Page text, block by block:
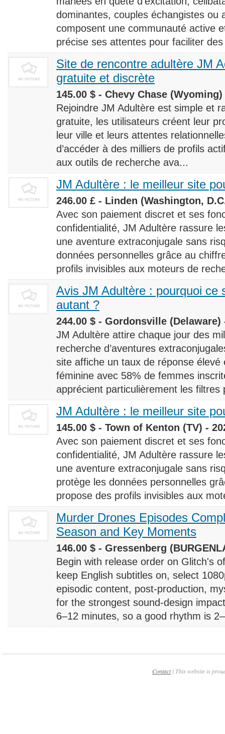
dominantes, couples échangistes ou
composent une communauté active
précise ses attentes pour faciliter
Site de rencontre adultère JM
gratuite et discrète
145.00 $ - Chevy Chase (Wyoming)
Rejoindre JM Adultère est simple et
gratuite, les utilisateurs créent leur
leur ville et leurs attentes
d’accéder à des milliers de profils
aux outils de recherche ava...
JM Adultère : le meilleur site
246.00 £ - Linden (Washington,
Avec son paiement discret et ses
confidentialité, JM Adultère rassure
une aventure extraconjugale sans
données personnelles grâce au
profils invisibles aux moteurs de
Avis JM Adultère : pourquoi ce
autant ?
244.00 $ - Gordonsville (Delaware)
JM Adultère attire chaque jour des
recherche d’aventures
site affiche un taux de réponse
féminine avec 58% de femmes
apprécient particulièrement les filtres
JM Adultère : le meilleur site
145.00 $ - Town of Kenton (TV) -
Avec son paiement discret et ses
confidentialité, JM Adultère rassure
une aventure extraconjugale sans
protège les données personnelles
propose des profils invisibles aux
Murder Drones Episodes
Season and Key Moments
146.00 $ - Gressenberg
Begin with release order on Glitch's
keep English subtitles on, select
episodic content, post-production,
for the strongest sound-design
6–12 minutes, so a good rhythm is
Contact| This website is